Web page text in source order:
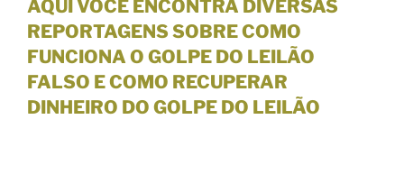
AQUI VOCÊ ENCONTRA DIVERSAS
REPORTAGENS SOBRE COMO
FUNCIONA O GOLPE DO LEILÃO
FALSO E COMO RECUPERAR
DINHEIRO DO GOLPE DO LEILÃO